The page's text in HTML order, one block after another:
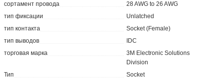
сортамент провода
28 AWG to 26 AWG
тип фиксации
Unlatched
тип контакта
Socket (Female)
тип выводов
IDC
торговая марка
3M Electronic Solutions
Division
Тип
Socket